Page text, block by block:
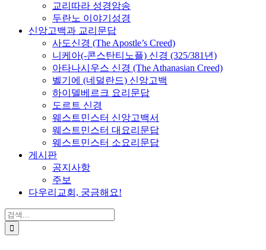
교리따라 성경암송
두란노 이야기성경
신앙고백과 교리문답
사도신경 (The Apostle’s Creed)
니케아(-콘스탄티노플) 신경 (325/381년)
아타나시우스 신경 (The Athanasian Creed)
벨기에 (네덜란드) 신앙고백
하이델베르크 요리문답
도르트 신경
웨스트민스터 신앙고백서
웨스트민스터 대요리문답
웨스트민스터 소요리문답
게시판
공지사항
주보
다우리교회, 궁금해요!
검
색
...